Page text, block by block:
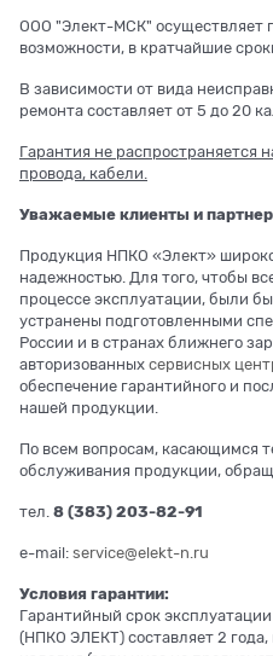
ООО "Элект-МСК" осуществляет
возможности, в кратчайшие
В зависимости от вида
ремонта составляет от 5 до 20
Гарантия не распространяется
провода, кабели.
Уважаемые клиенты и
Продукция НПКО «Элект»
надежностью. Для того, чтобы
процессе эксплуатации, были
устранены подготовленными
России и в странах ближнего
авторизованных сервисных
обеспечение гарантийного и
нашей продукции.
По всем вопросам, касающимся
обслуживания продукции,
тел. 8 (383) 203-82-91
e-mail: service@elekt-n.ru
Условия гарантии:
Гарантийный срок
(НПКО ЭЛЕКТ) составляет 2